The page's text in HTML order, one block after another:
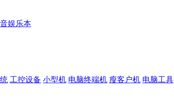
娱乐本
工控设备 小型机 电脑终端机 瘦客户机 电脑工具